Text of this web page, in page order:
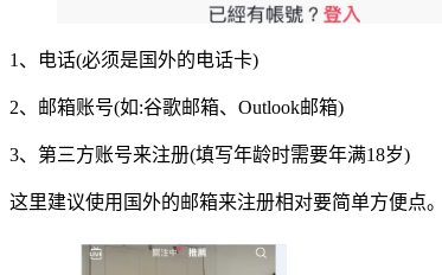
1、电话(必须是国外的电话卡)
2、邮箱账号(如:谷歌邮箱、Outlook邮箱)
3、第三方账号来注册(填写年龄时需要年满18岁)
这里建议使用国外的邮箱来注册相对要简单方便点。